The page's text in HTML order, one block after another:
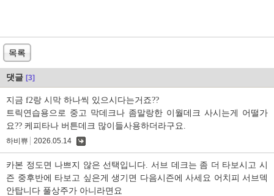
목록
댓글 [3]
지금 f2랑 시막 하나씩 있으시다는거죠??
트릭연습용으로 중고 막데크나 좀말랑한 이월데크 사시는게 어떨가
요?? 케피타나 버튼데크 많이들사용하더라구요.
하비쀼 2026.05.14
카본 정도면 나쁘지 않은 선택입니다. 서브 데크는 좀 더 타보시고 시
즌 중후반에 타보고 싶은게 생기면 다음시즌에 사세요 어치피 서브덱
안탑니다 풀상주가 아니라면요